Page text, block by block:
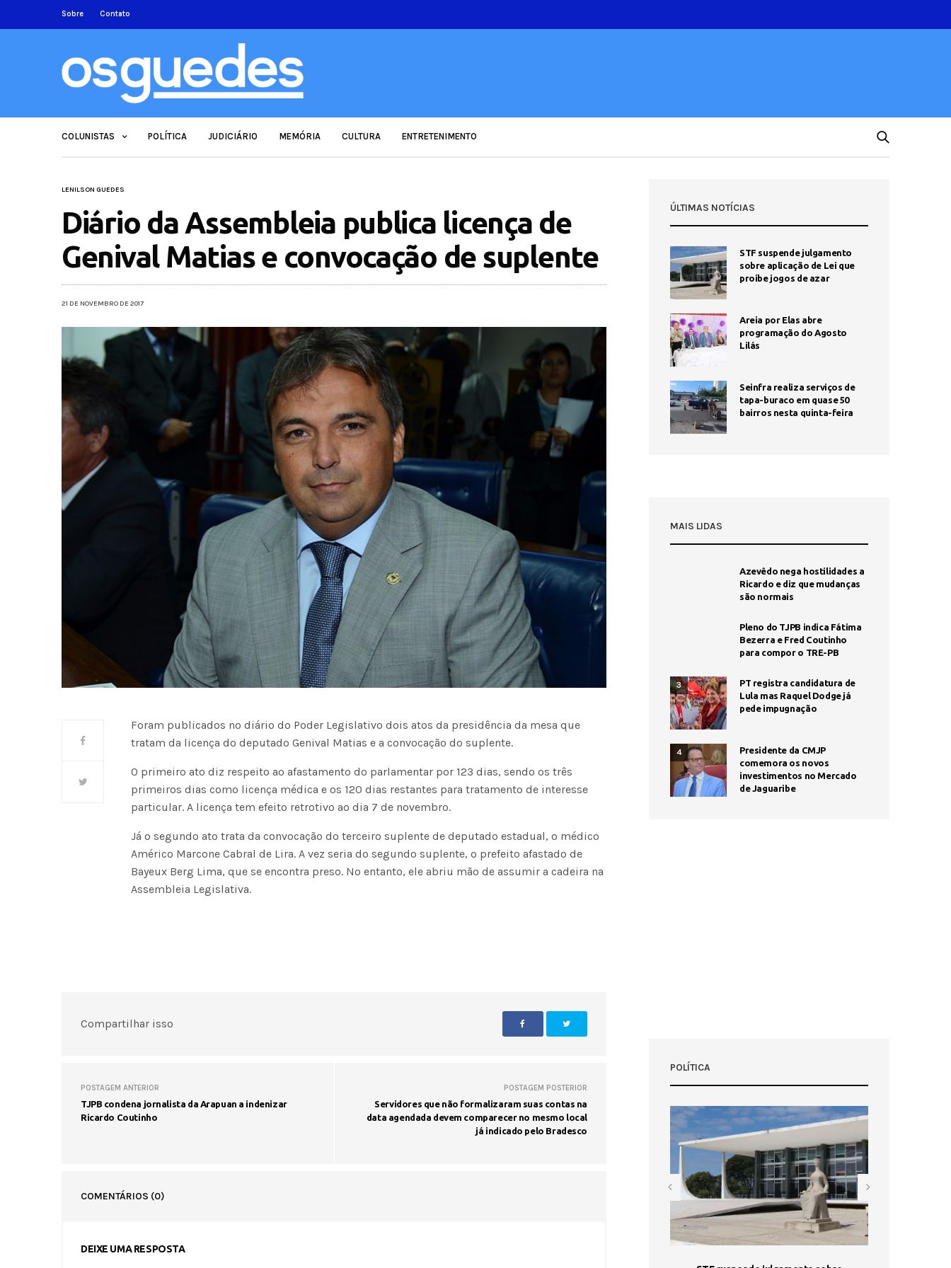
Sobre Contato
COLUNISTAS POLÍTICA JUDICIÁRIO MEMÓRIA CULTURA ENTRETENIMENTO
LENILSON GUEDES
Diário da Assembleia publica licença de
Genival Matias e convocação de suplente
21 DE NOVEMBRO DE 2017
Foram publicados no diário do Poder Legislativo dois atos da presidência da mesa que
tratam da licença do deputado Genival Matias e a convocação do suplente.
O primeiro ato diz respeito ao afastamento do parlamentar por 123 dias, sendo os três
primeiros dias como licença médica e os 120 dias restantes para tratamento de interesse
particular. A licença tem efeito retrotivo ao dia 7 de novembro.
Já o segundo ato trata da convocação do terceiro suplente de deputado estadual, o médico
Américo Marcone Cabral de Lira. A vez seria do segundo suplente, o prefeito afastado de
Bayeux Berg Lima, que se encontra preso. No entanto, ele abriu mão de assumir a cadeira na
Assembleia Legislativa.
Compartilhar isso
POSTAGEM ANTERIOR
TJPB condena jornalista da Arapuan a indenizar
Ricardo Coutinho
POSTAGEM POSTERIOR
Servidores que não formalizaram suas contas na
data agendada devem comparecer no mesmo local
já indicado pelo Bradesco
COMENTÁRIOS (0)
DEIXE UMA RESPOSTA
ÚLTIMAS NOTÍCIAS
STF suspende julgamento
sobre aplicação de Lei que
proíbe jogos de azar
Areia por Elas abre
programação do Agosto
Lilás
Seinfra realiza serviços de
tapa-buraco em quase 50
bairros nesta quinta-feira
MAIS LIDAS
Azevêdo nega hostilidades a
Ricardo e diz que mudanças
são normais
Pleno do TJPB indica Fátima
Bezerra e Fred Coutinho
para compor o TRE-PB
3
PT registra candidatura de
Lula mas Raquel Dodge já
pede impugnação
4
Presidente da CMJP
comemora os novos
investimentos no Mercado
de Jaguaribe
POLÍTICA